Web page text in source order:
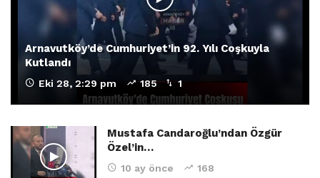
Arnavutköy’de Cumhuriyet’in 92. Yılı Coşkuyla
Kutlandı
Eki 28, 2:29 pm 185 1
Mustafa Candaroğlu’ndan Özgür
Özel’in…
10 ay önce 168